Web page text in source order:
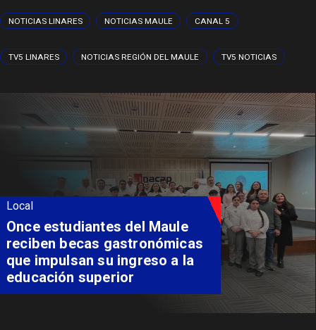
NOTICIAS LINARES NOTICIAS MAULE CANAL 5
TV5 LINARES NOTICIAS REGIÓN DEL MAULE TV5 NOTICIAS
Local
Álvarez-Salamanca lidera la
apuesta regional para
consolidar el Paso Pehuenche
como alternativa a Los
Libertadores